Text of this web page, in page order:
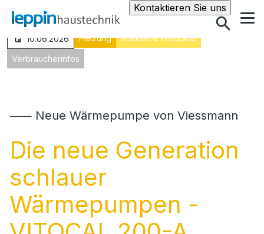
Kontaktieren Sie unsSuche
10.06.2026 Heizung Marken & Produkte
Verbraucherinfos
⸺ Neue Wärmepumpe von Viessmann
Die neue Generation
schlauer
Wärmepumpen -